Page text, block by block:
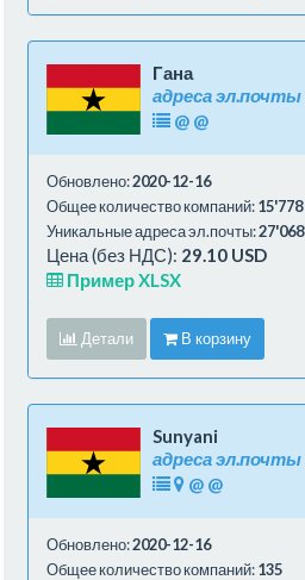
Гана
адреса эл.почты
@ @
Обновлено:2020-12-16
Общее количество компаний:15'778
Уникальные адреса эл.почты:27'068
Цена (без НДС): 29.10 USD
Пример XLSX
Детали В корзину
Sunyani
адреса эл.почты
@ @
Обновлено:2020-12-16
Общее количество компаний:135